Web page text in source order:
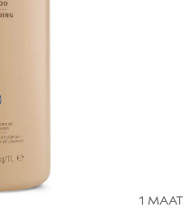
1 MAAT